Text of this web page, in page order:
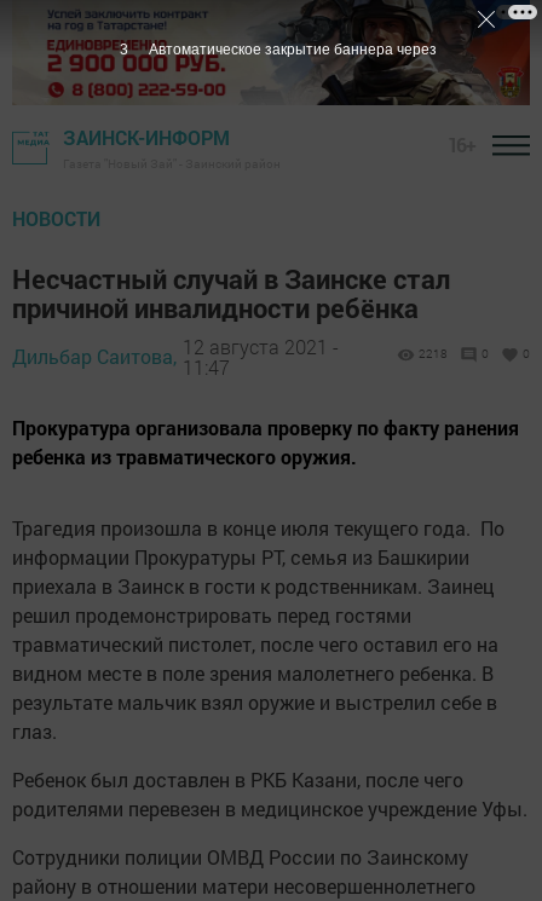
ЗАИНСК-ИНФОРМ
НОВОСТИ
Несчастный случай в Заинске стал
причиной инвалидности ребёнка
Дильбар Саитова, 12 августа 2021 -
11:47
2218 0 0
Прокуратура организовала проверку по факту ранения
ребенка из травматического оружия.
Трагедия произошла в конце июля текущего года. По
информации Прокуратуры РТ, семья из Башкирии
приехала в Заинск в гости к родственникам. Заинец
решил продемонстрировать перед гостями
травматический пистолет, после чего оставил его на
видном месте в поле зрения малолетнего ребенка. В
результате мальчик взял оружие и выстрелил себе в
глаз.
Ребенок был доставлен в РКБ Казани, после чего
родителями перевезен в медицинское учреждение Уфы.
Сотрудники полиции ОМВД России по Заинскому
району в отношении матери несовершеннолетнего
3 Автоматическое закрытие баннера через